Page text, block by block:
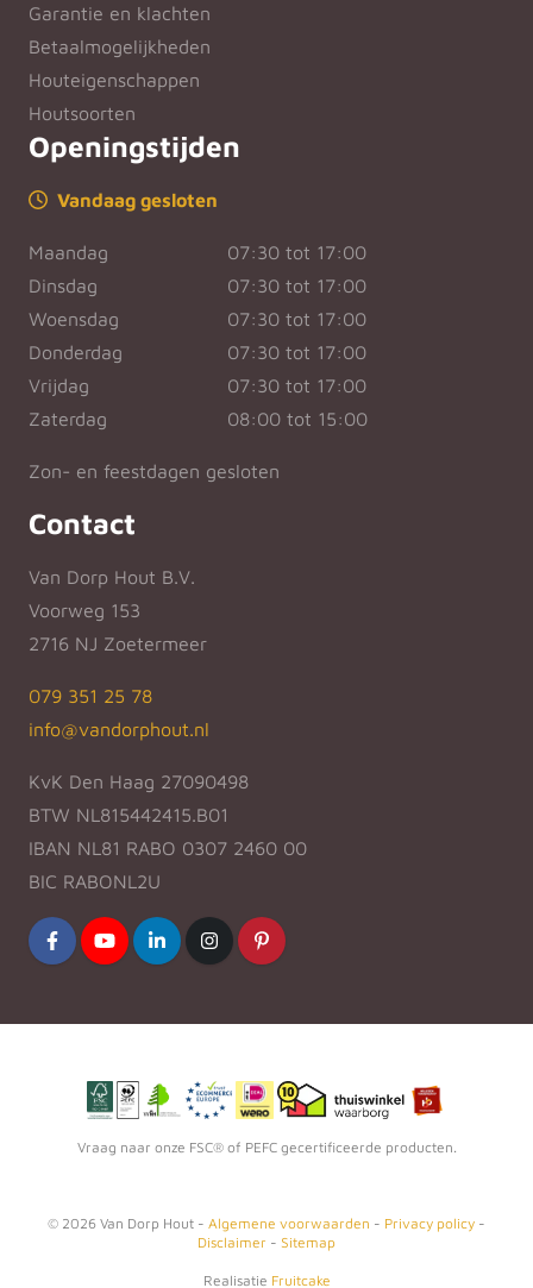
Garantie en klachten
Betaalmogelijkheden
Houteigenschappen
Houtsoorten
Openingstijden
Vandaag gesloten
Maandag
07:30 tot 17:00
Dinsdag
07:30 tot 17:00
Woensdag
07:30 tot 17:00
Donderdag
07:30 tot 17:00
Vrijdag
07:30 tot 17:00
Zaterdag
08:00 tot 15:00
Zon- en feestdagen gesloten
Contact
Van Dorp Hout B.V.
Voorweg 153
2716 NJ Zoetermeer
079 351 25 78
info@vandorphout.nl
KvK Den Haag 27090498
BTW NL815442415.B01
IBAN NL81 RABO 0307 2460 00
BIC RABONL2U
Vraag naar onze FSC® of PEFC gecertificeerde producten.
© 2026 Van Dorp Hout - Algemene voorwaarden - Privacy policy -
Disclaimer - Sitemap
Realisatie Fruitcake